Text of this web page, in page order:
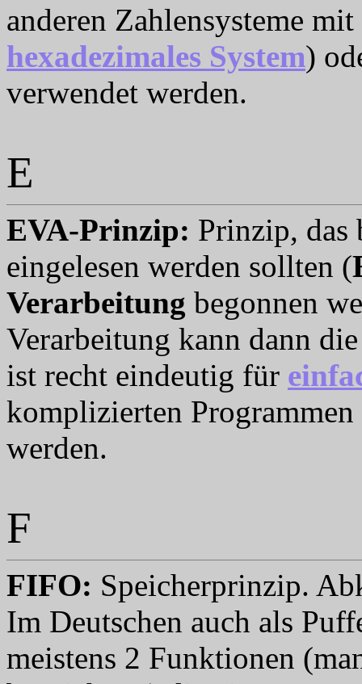
anderen Zahlensysteme
hexadezimales System)
verwendet werden.
E
EVA-Prinzip: Prinzip, das
eingelesen werden sollten (
Verarbeitung begonnen
Verarbeitung kann dann
ist recht eindeutig für
komplizierten
werden.
F
FIFO: Speicherprinzip.
Im Deutschen auch als
meistens 2 Funktionen